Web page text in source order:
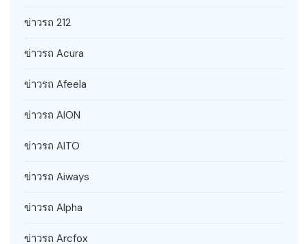
ข่าวรถ 212
ข่าวรถ Acura
ข่าวรถ Afeela
ข่าวรถ AION
ข่าวรถ AITO
ข่าวรถ Aiways
ข่าวรถ Alpha
ข่าวรถ Arcfox